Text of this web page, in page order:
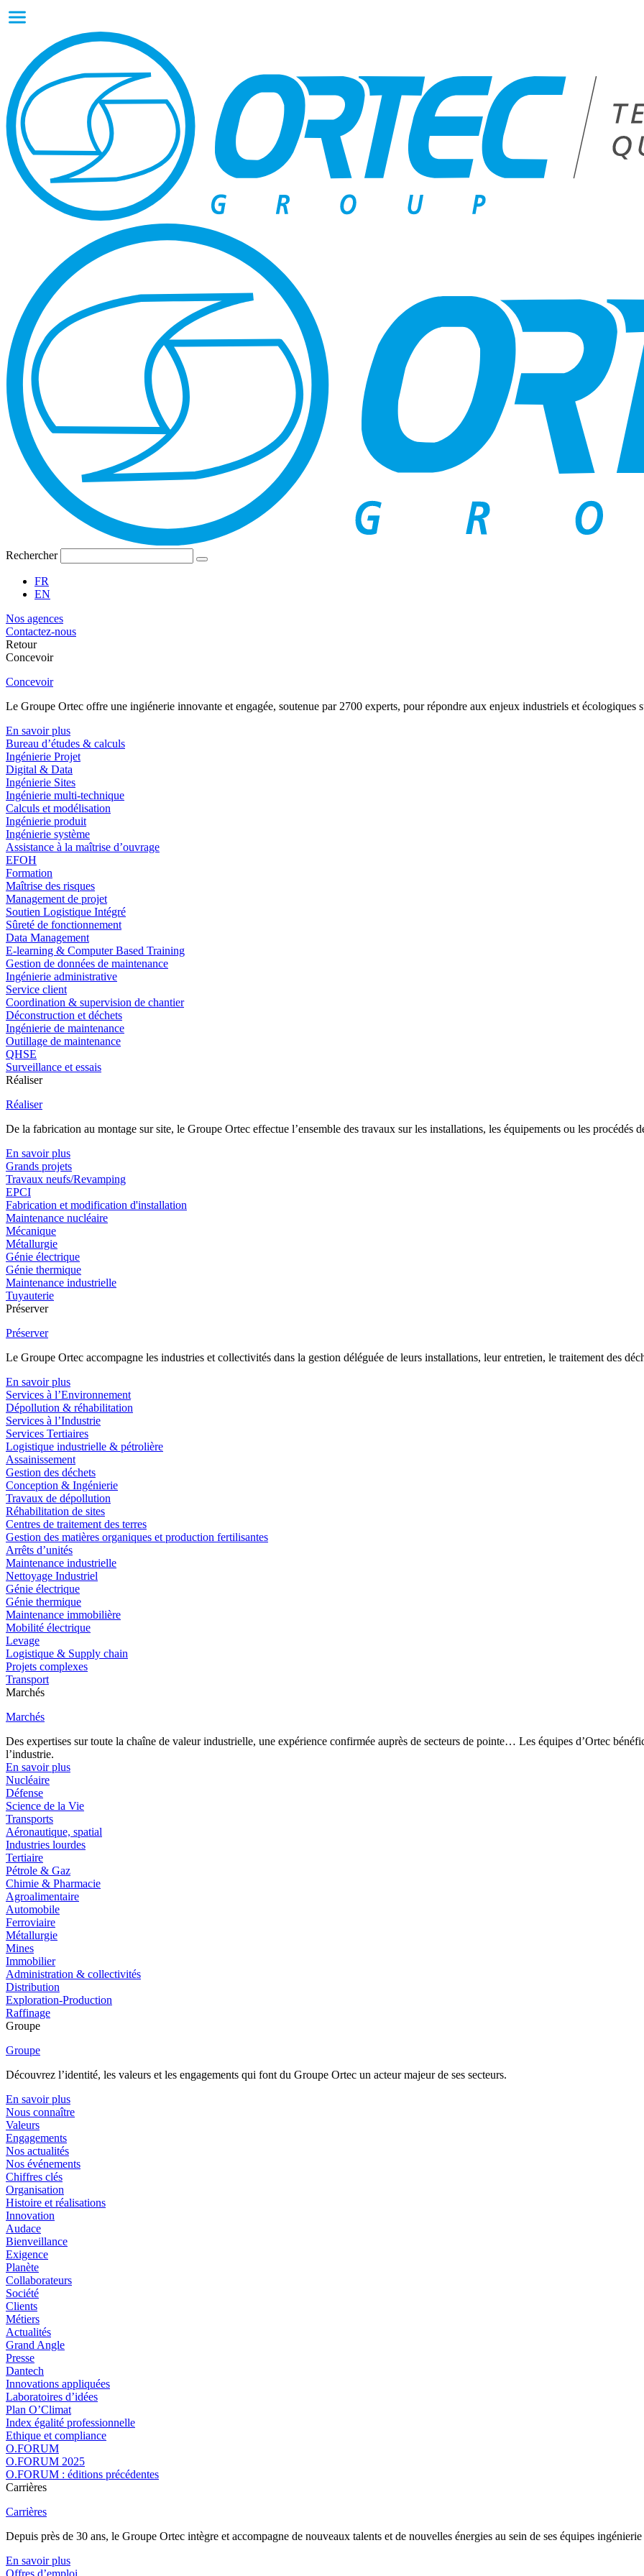
Rechercher
FR
EN
Nos agences
Contactez-nous
Retour
Concevoir
Concevoir
Le Groupe Ortec offre une ingiénerie innovante et engagée, soutenue par 2700 experts, pour répondre aux enjeux industriels et écologiques
En savoir plus
Bureau d’études & calculs
Ingénierie Projet
Digital & Data
Ingénierie Sites
Ingénierie multi-technique
Calculs et modélisation
Ingénierie produit
Ingénierie système
Assistance à la maîtrise d’ouvrage
EFOH
Formation
Maîtrise des risques
Management de projet
Soutien Logistique Intégré
Sûreté de fonctionnement
Data Management
E-learning & Computer Based Training
Gestion de données de maintenance
Ingénierie administrative
Service client
Coordination & supervision de chantier
Déconstruction et déchets
Ingénierie de maintenance
Outillage de maintenance
QHSE
Surveillance et essais
Réaliser
Réaliser
De la fabrication au montage sur site, le Groupe Ortec effectue l’ensemble des travaux sur les installations, les équipements ou les procédés
En savoir plus
Grands projets
Travaux neufs/Revamping
EPCI
Fabrication et modification d'installation
Maintenance nucléaire
Mécanique
Métallurgie
Génie électrique
Génie thermique
Maintenance industrielle
Tuyauterie
Préserver
Préserver
Le Groupe Ortec accompagne les industries et collectivités dans la gestion déléguée de leurs installations, leur entretien, le traitement des
En savoir plus
Services à l’Environnement
Dépollution & réhabilitation
Services à l’Industrie
Services Tertiaires
Logistique industrielle & pétrolière
Assainissement
Gestion des déchets
Conception & Ingénierie
Travaux de dépollution
Réhabilitation de sites
Centres de traitement des terres
Gestion des matières organiques et production fertilisantes
Arrêts d’unités
Maintenance industrielle
Nettoyage Industriel
Génie électrique
Génie thermique
Maintenance immobilière
Mobilité électrique
Levage
Logistique & Supply chain
Projets complexes
Transport
Marchés
Marchés
Des expertises sur toute la chaîne de valeur industrielle, une expérience confirmée auprès de secteurs de pointe… Les équipes d’Ortec
l’industrie.
En savoir plus
Nucléaire
Défense
Science de la Vie
Transports
Aéronautique, spatial
Industries lourdes
Tertiaire
Pétrole & Gaz
Chimie & Pharmacie
Agroalimentaire
Automobile
Ferroviaire
Métallurgie
Mines
Immobilier
Administration & collectivités
Distribution
Exploration-Production
Raffinage
Groupe
Groupe
Découvrez l’identité, les valeurs et les engagements qui font du Groupe Ortec un acteur majeur de ses secteurs.
En savoir plus
Nous connaître
Valeurs
Engagements
Nos actualités
Nos événements
Chiffres clés
Organisation
Histoire et réalisations
Innovation
Audace
Bienveillance
Exigence
Planète
Collaborateurs
Société
Clients
Métiers
Actualités
Grand Angle
Presse
Dantech
Innovations appliquées
Laboratoires d’idées
Plan O’Climat
Index égalité professionnelle
Ethique et compliance
O.FORUM
O.FORUM 2025
O.FORUM : éditions précédentes
Carrières
Carrières
Depuis près de 30 ans, le Groupe Ortec intègre et accompagne de nouveaux talents et de nouvelles énergies au sein de ses équipes
En savoir plus
Offres d’emploi